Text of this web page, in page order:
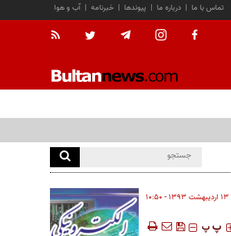
آب و هوا | خبرنامه | پیوندها | درباره ما | تماس با ما
۱۳ ارديبهشت ۱۳۹۳ - ۱۰:۵۰
‍‍‍ پ پ